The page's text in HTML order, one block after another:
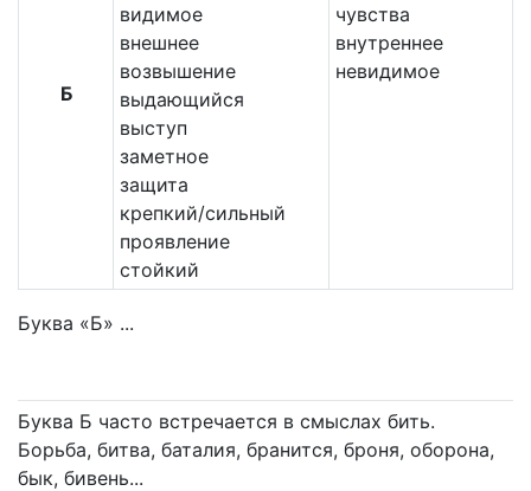
Б
видимое
внешнее
возвышение
выдающийся
выступ
заметное
защита
крепкий/сильный
проявление
стойкий
чувства
внутреннее
невидимое
Буква «Б» ...
Буква Б часто встречается в смыслах бить.
Борьба, битва, баталия, бранится, броня, оборона,
бык, бивень...